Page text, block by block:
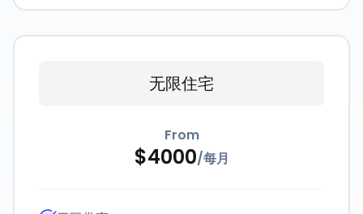
无限住宅
From
$4000/每月